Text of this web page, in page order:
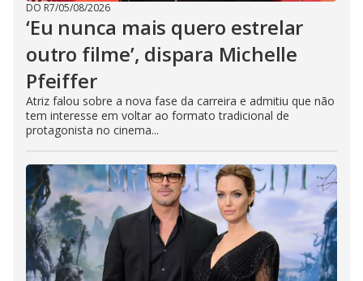
DO R7/05/08/2026
‘Eu nunca mais quero estrelar
outro filme’, dispara Michelle
Pfeiffer
Atriz falou sobre a nova fase da carreira e admitiu que não
tem interesse em voltar ao formato tradicional de
protagonista no cinema...